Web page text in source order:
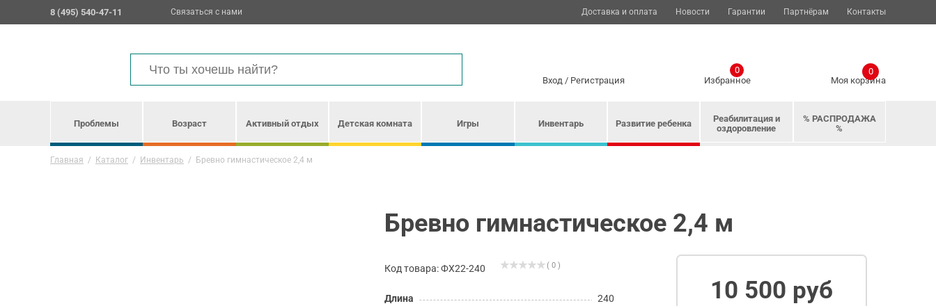
8 (495) 540-47-11 Связаться с нами Доставка и оплата Новости Гарантии Партнёрам Контакты
Вход/ Регистрация Избранное
0
Моя корзина
0
Проблемы Возраст Активный отдых Детская комната Игры Инвентарь Развитие ребенка
Реабилитация и
оздоровление
% РАСПРОДАЖА
%
Главная / Каталог / Инвентарь / Бревно гимнастическое 2,4 м
Бревно гимнастическое 2,4 м
Код товара: ФХ22-240 ( 0 )
Длина
240
10 500 руб